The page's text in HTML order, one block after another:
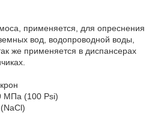
применяется, для опреснения
вод, водопроводной воды,
же применяется в диспансерах
МПа (100 Psi)